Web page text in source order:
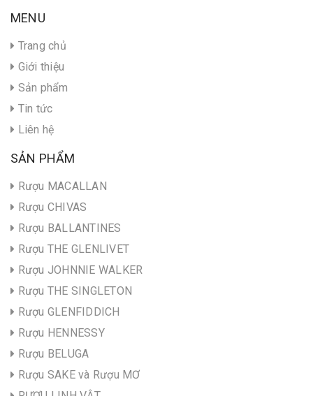
MENU
Trang chủ
Giới thiệu
Sản phẩm
Tin tức
Liên hệ
SẢN PHẨM
Rượu MACALLAN
Rượu CHIVAS
Rượu BALLANTINES
Rượu THE GLENLIVET
Rượu JOHNNIE WALKER
Rượu THE SINGLETON
Rượu GLENFIDDICH
Rượu HENNESSY
Rượu BELUGA
Rượu SAKE và Rượu MƠ